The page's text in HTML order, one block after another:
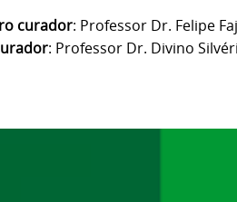
curador: Professor Dr. Felipe
: Professor Dr. Divino